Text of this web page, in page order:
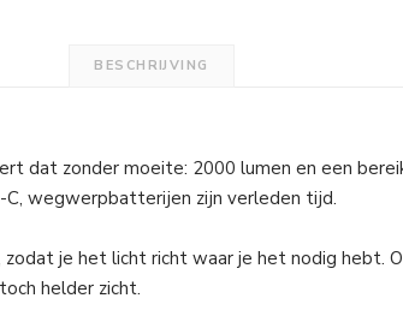
BESCHRIJVING
dat zonder moeite: 2000 lumen en een
wegwerpbatterijen zijn verleden tijd.
je het licht richt waar je het nodig hebt.
helder zicht.